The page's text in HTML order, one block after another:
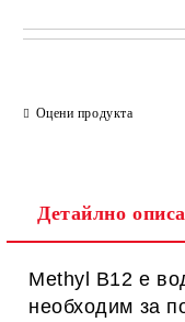
Ние ще се свържем с
Оцени продукта
Детайлно
Methyl B12 e
необходим за